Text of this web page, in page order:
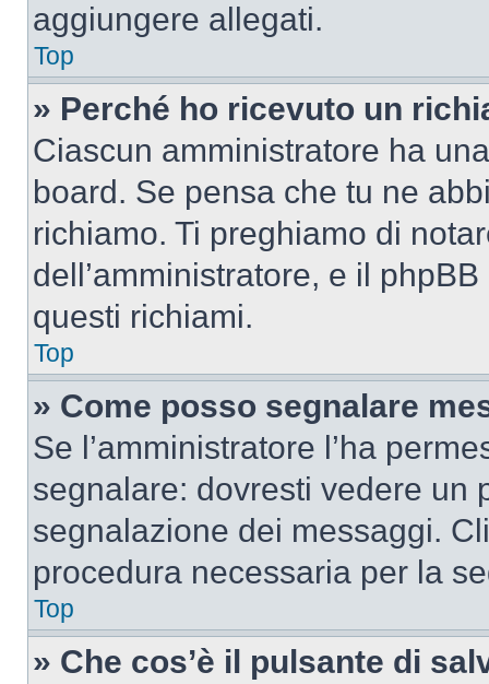
aggiungere allegati.
Top
» Perché ho ricevuto un
Ciascun amministratore ha
board. Se pensa che tu ne
richiamo. Ti preghiamo di
dell’amministratore, e il
questi richiami.
Top
» Come posso segnalare
Se l’amministratore l’ha
segnalare: dovresti vedere un
segnalazione dei messaggi.
procedura necessaria per la
Top
» Che cos’è il pulsante di